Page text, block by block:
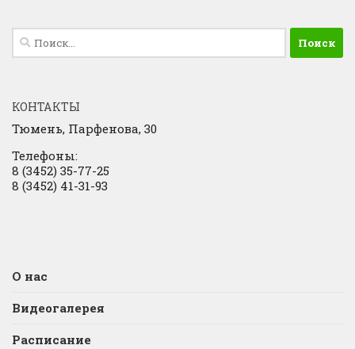
Найти:
КОНТАКТЫ
Тюмень, Парфенова, 30
Телефоны:
8 (3452) 35-77-25
8 (3452) 41-31-93
О нас
Видеогалерея
Расписание